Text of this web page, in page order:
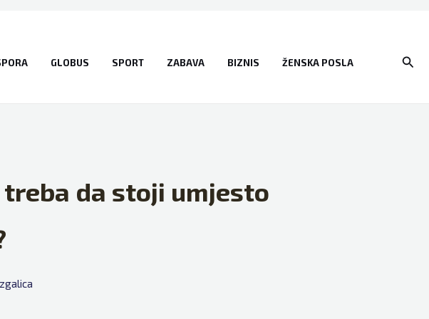
GLOBUS SPORT ZABAVA BIZNIS ŽENSKA POSLA
da stoji umjesto